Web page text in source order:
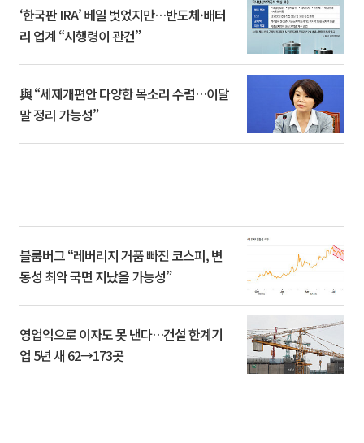
‘한국판 IRA’ 베일 벗었지만…반도체·배터
리 업계 “시행령이 관건”
與 “세제개편안 다양한 목소리 수렴…이달
말 정리 가능성”
블룸버그 “레버리지 거품 빠진 코스피, 변
동성 최악 국면 지났을 가능성”
영업익으로 이자도 못 낸다…건설 한계기
업 5년 새 62→173곳